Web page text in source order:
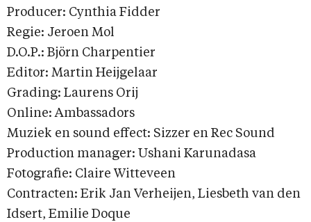
Producer: Cynthia Fidder
Regie: Jeroen Mol
D.O.P.: Björn Charpentier
Editor: Martin Heijgelaar
Grading: Laurens Orij
Online: Ambassadors
Muziek en sound effect: Sizzer en Rec Sound
Production manager: Ushani Karunadasa
Fotografie: Claire Witteveen
Contracten: Erik Jan Verheijen, Liesbeth van den
Idsert, Emilie Doque